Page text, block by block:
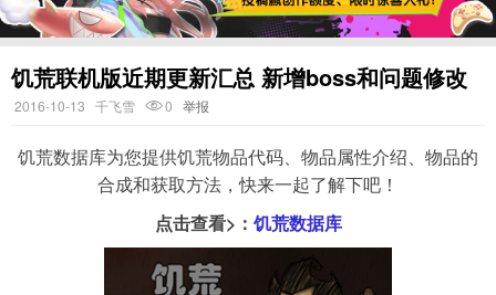
饥荒联机版近期更新汇总 新增boss和问题修改
2016-10-13 千飞雪 0 举报
饥荒数据库为您提供饥荒物品代码、物品属性介绍、物品的
合成和获取方法，快来一起了解下吧！
点击查看>： 饥荒数据库